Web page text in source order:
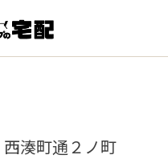
湊町通２ノ町